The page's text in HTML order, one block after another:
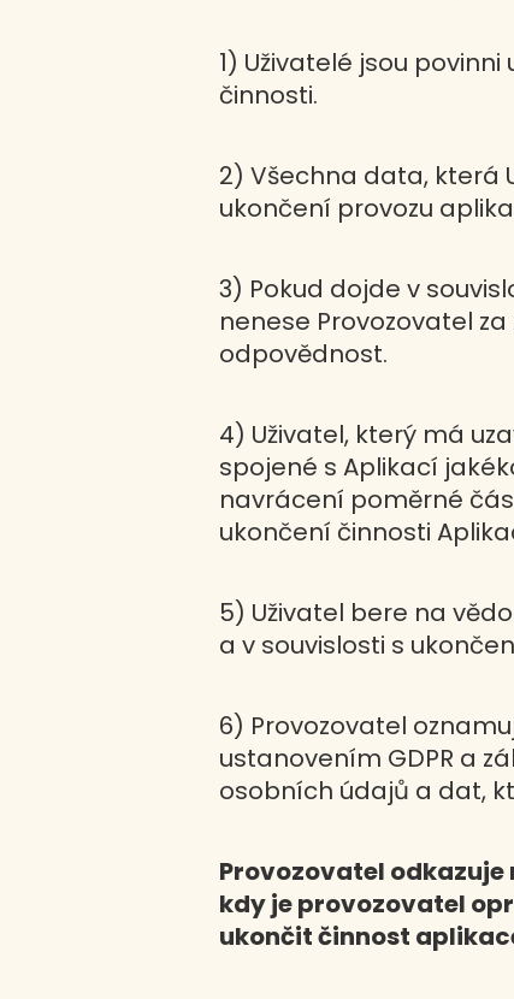
1) Uživatelé jsou
činnosti.
2) Všechna data, která
ukončení provozu
3) Pokud dojde v
nenese Provozovatel
odpovědnost.
4) Uživatel, který má
spojené s Aplikací
navrácení poměrné
ukončení činnosti
5) Uživatel bere na
a v souvislosti s
6) Provozovatel
ustanovením GDPR a
osobních údajů a dat,
Provozovatel
kdy je provozovatel
ukončit činnost